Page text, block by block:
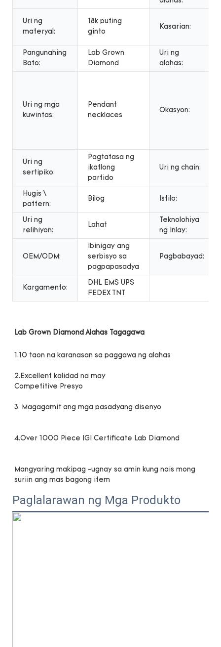
Uri ng
materyal:
18k puting
ginto
Kasarian:
Pangunahing
Bato:
Lab Grown
Diamond
Uri ng
alahas:
Uri ng mga
kuwintas:
Pendant
necklaces
Okasyon:
Uri ng
sertipiko:
Pagtatasa ng
ikatlong
partido
Uri ng chain:
Hugis \
pattern:
Bilog Istilo:
Uri ng
relihiyon:
Lahat
Teknolohiya
ng Inlay:
OEM/ODM:
Ibinigay ang
serbisyo sa
pagpapasadya
Pagbabayad:
Kargamento:
DHL EMS UPS
FEDEX TNT
Mangyaring makipag -ugnay sa amin kung nais mong
Paglalarawan ng Mga Produkto